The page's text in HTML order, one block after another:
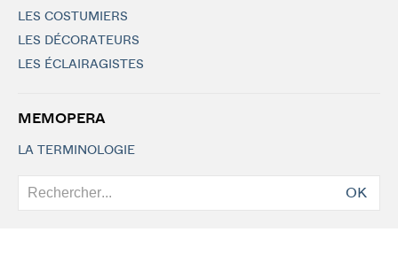
LES COSTUMIERS
LES DÉCORATEURS
LES ÉCLAIRAGISTES
MEMOPERA
LA TERMINOLOGIE
OK